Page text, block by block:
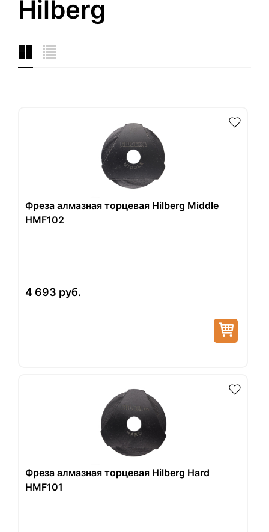
Hilberg
Фреза алмазная торцевая Hilberg Middle
HMF102
4 693 руб.
Фреза алмазная торцевая Hilberg Hard
HMF101